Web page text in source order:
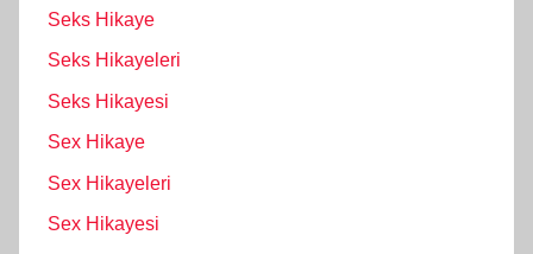
Seks Hikaye
Seks Hikayeleri
Seks Hikayesi
Sex Hikaye
Sex Hikayeleri
Sex Hikayesi